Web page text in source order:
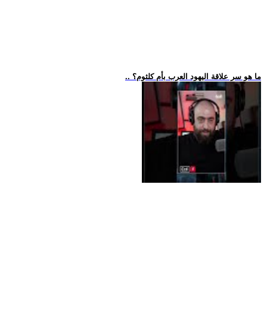
.. ما هو سر علاقة اليهود العرب بأم كلثوم؟